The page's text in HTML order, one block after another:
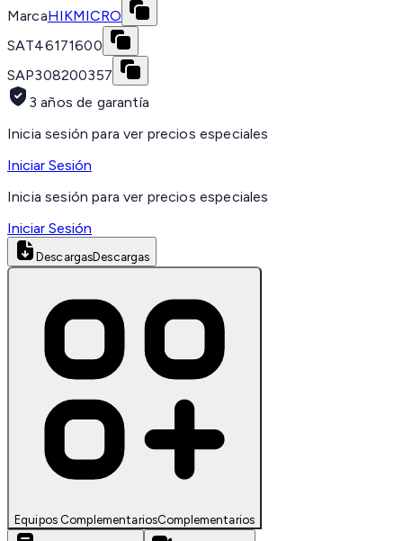
MarcaHIKMICRO
SAT46171600
SAP308200357
3 años de garantía
Inicia sesión para ver precios especiales
Iniciar Sesión
Inicia sesión para ver precios especiales
Iniciar Sesión
DescargasDescargas
Equipos ComplementariosComplementarios